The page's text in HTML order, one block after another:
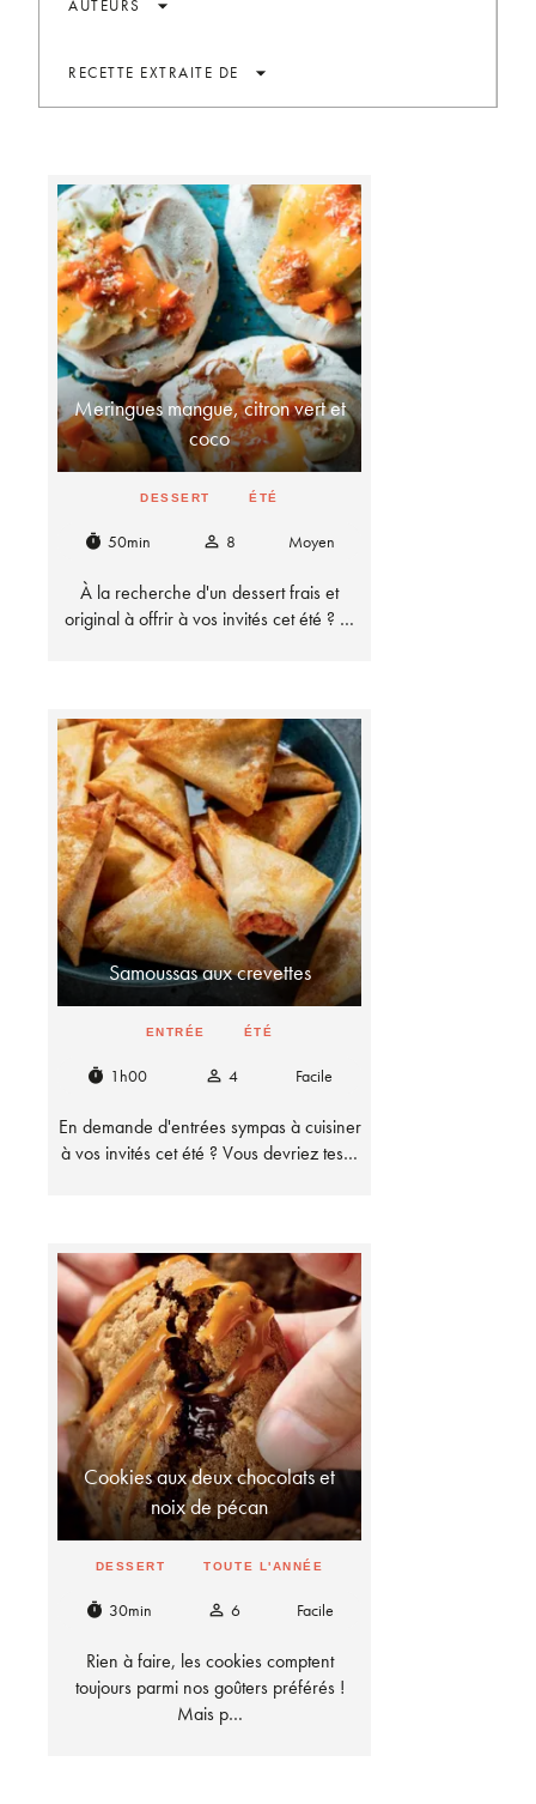
AUTEURS arrow_drop_down
RECETTE EXTRAITE DE arrow_drop_down
Meringues mangue, citron vert et
coco
DESSERT ÉTÉ
timer 50min person_outline 8 Moyen
À la recherche d'un dessert frais et
original à offrir à vos invités cet été ? …
Samoussas aux crevettes
ENTRÉE ÉTÉ
timer 1h00 person_outline 4 Facile
En demande d'entrées sympas à cuisiner
à vos invités cet été ? Vous devriez tes…
Cookies aux deux chocolats et
noix de pécan
DESSERT TOUTE L'ANNÉE
timer 30min person_outline 6 Facile
Rien à faire, les cookies comptent
toujours parmi nos goûters préférés !
Mais p…